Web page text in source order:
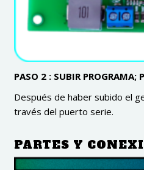
PASO 2 : SUBIR PROGRAMA;
Después de haber subido el
través del puerto serie.
PARTES Y